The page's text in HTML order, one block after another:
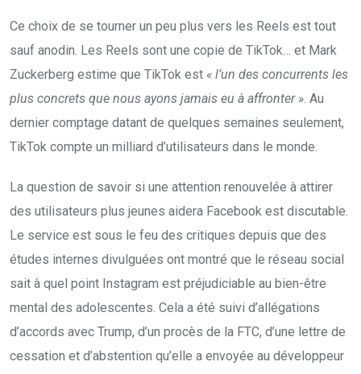
Ce choix de se tourner un peu plus vers les Reels est tout
sauf anodin. Les Reels sont une copie de TikTok… et Mark
Zuckerberg estime que TikTok est « l’un des concurrents les
plus concrets que nous ayons jamais eu à affronter ». Au
dernier comptage datant de quelques semaines seulement,
TikTok compte un milliard d’utilisateurs dans le monde.
La question de savoir si une attention renouvelée à attirer
des utilisateurs plus jeunes aidera Facebook est discutable.
Le service est sous le feu des critiques depuis que des
études internes divulguées ont montré que le réseau social
sait à quel point Instagram est préjudiciable au bien-être
mental des adolescentes. Cela a été suivi d’allégations
d’accords avec Trump, d’un procès de la FTC, d’une lettre de
cessation et d’abstention qu’elle a envoyée au développeur